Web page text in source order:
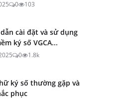
0 103
cài đặt và sử dụng
ký số VGCA...
0 1.8k
ký số thường gặp và
phục